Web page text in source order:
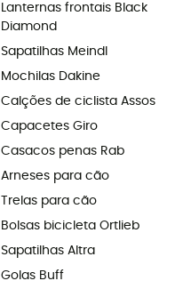
Lanternas frontais Black
Diamond
Sapatilhas Meindl
Mochilas Dakine
Calções de ciclista Assos
Capacetes Giro
Casacos penas Rab
Arneses para cão
Trelas para cão
Bolsas bicicleta Ortlieb
Sapatilhas Altra
Golas Buff